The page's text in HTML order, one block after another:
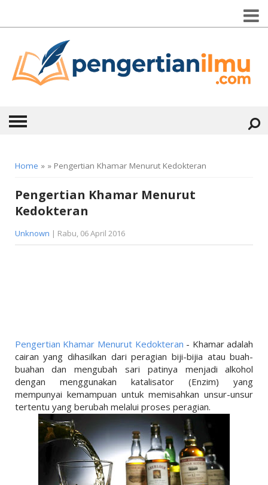
KONTAK
CATEGORIES
TEKNOLOGI
EKONOMI
OLAHRAGA
SOSIAL
ISLAM
Home » » Pengertian Khamar Menurut Kedokteran
Pengertian Khamar Menurut
Kedokteran
Unknown | Rabu, 06 April 2016
Pengertian Khamar Menurut Kedokteran - Khamar adalah
cairan yang dihasilkan dari peragian biji-bijia atau buah-
buahan dan mengubah sari patinya menjadi alkohol
dengan menggunakan katalisator (Enzim) yang
mempunyai kemampuan untuk memisahkan unsur-unsur
tertentu yang berubah melalui proses peragian.